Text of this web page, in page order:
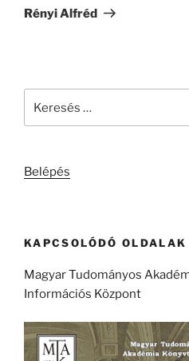
bejegyzés
Rényi Alfréd
Belépés
KAPCSOLÓDÓ OLDALAK
Magyar Tudományos
Információs Központ